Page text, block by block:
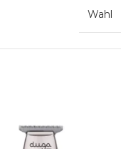
Wahl